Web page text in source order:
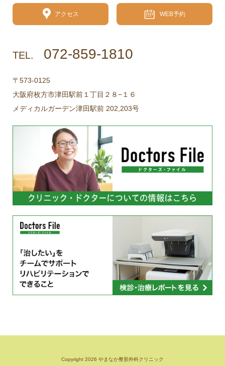
TEL. 072-859-1810
〒573-0125
大阪府枚方市津田駅前１丁目２８−１６
メディカルガーデン津田駅前 202,203号
アクセス WEB予約
Copyright 2026 やまなか整形外科クリニック